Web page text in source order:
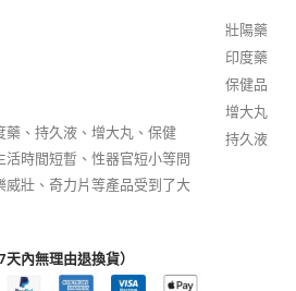
、持久液、增大丸、保健
時間短暫、性器官短小等問
壯、奇力片等產品受到了大
內無理由退換貨）
壯陽藥
印度藥
保健品
增大丸
持久液